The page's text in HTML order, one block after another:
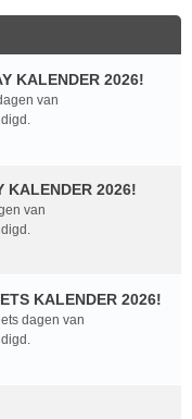
KALENDER 2026!
van
KALENDER 2026!
van
KALENDER 2026!
dagen van